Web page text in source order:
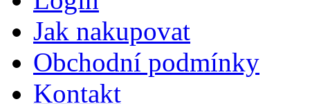
Jak nakupovat
Obchodní podmínky
Kontakt